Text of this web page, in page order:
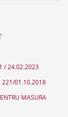
/ 24.02.2023
221/01.10.2018
MASURA